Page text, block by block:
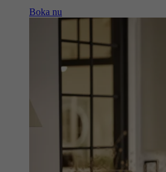
Boka nu